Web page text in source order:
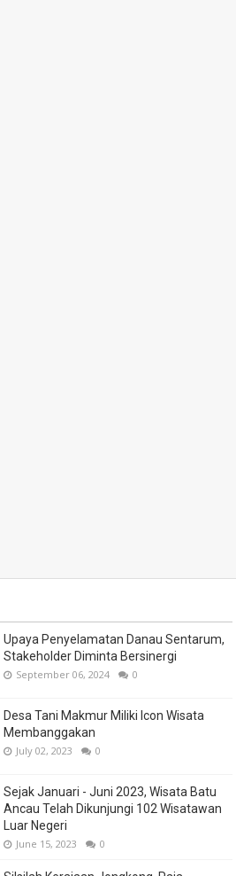
Upaya Penyelamatan Danau Sentarum,
Stakeholder Diminta Bersinergi
September 06, 2024 0
Desa Tani Makmur Miliki Icon Wisata
Membanggakan
July 02, 2023 0
Sejak Januari - Juni 2023, Wisata Batu
Ancau Telah Dikunjungi 102 Wisatawan
Luar Negeri
June 15, 2023 0